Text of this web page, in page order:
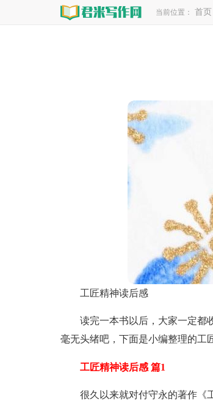
当前位置： 首页
工匠精神读后感
读完一本书以后，大家一定都
毫无头绪吧，下面是小编整理的工
工匠精神读后感 篇1
很久以来就对付守永的著作《